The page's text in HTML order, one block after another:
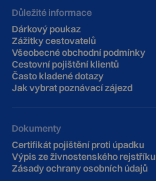
Důležité informace
Dárkový poukaz
Zážitky cestovatelů
Všeobecné obchodní podmínky
Cestovní pojištění klientů
‍Často kladené dotazy
Jak vybrat poznávací zájezd
Dokumenty
Certifikát pojištění proti úpadku
Výpis ze živnostenského rejstříku
Zásady ochrany osobních údajů